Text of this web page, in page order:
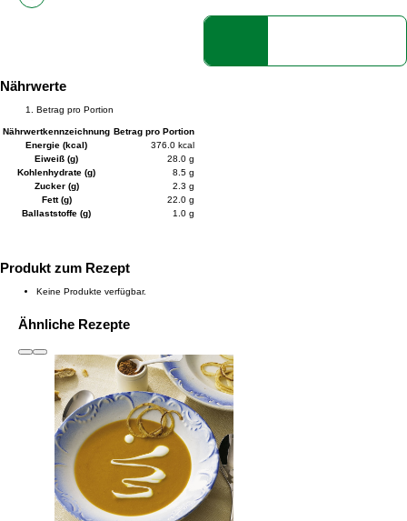
Nährwerte
Betrag pro Portion
Nährwertkennzeichnung Betrag pro Portion
Energie (kcal)
376.0 kcal
Eiweiß (g)
28.0 g
Kohlenhydrate (g)
8.5 g
Zucker (g)
2.3 g
Fett (g)
22.0 g
Ballaststoffe (g)
1.0 g
Produkt zum Rezept
Keine Produkte verfügbar.
Ähnliche Rezepte
1 to 3of 6